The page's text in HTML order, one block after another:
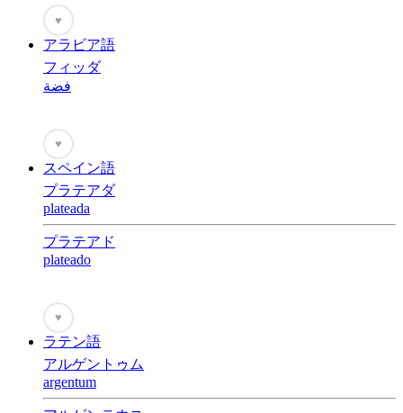
♥
アラビア語
フィッダ
فضة
♥
スペイン語
プラテアダ
plateada
プラテアド
plateado
♥
ラテン語
アルゲントゥム
argentum